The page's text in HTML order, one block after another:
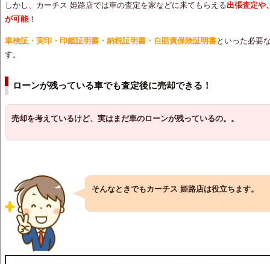
しかし、カーチス 姫路店では車の査定を家などに来てもらえる出張査定や
が可能！
車検証・実印・印鑑証明書・納税証明書・自賠責保険証明書といった必要
す。
ローンが残っている車でも査定後に売却できる！
売却を考えているけど、実はまだ車のローンが残っているの。。
そんなときでもカーチス 姫路店は役立ちます。